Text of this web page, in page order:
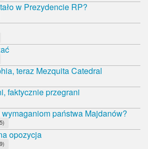
w Prezydencie RP?
teraz Mezquita Catedral
faktycznie przegrani
państwa Majdanów?
opozycja